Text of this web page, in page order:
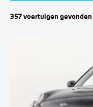
357voertuigen gevonden